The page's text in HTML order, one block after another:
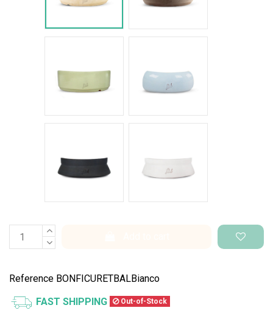
Reference BONFICURETBALBianco
FAST SHIPPING Out-of-Stock